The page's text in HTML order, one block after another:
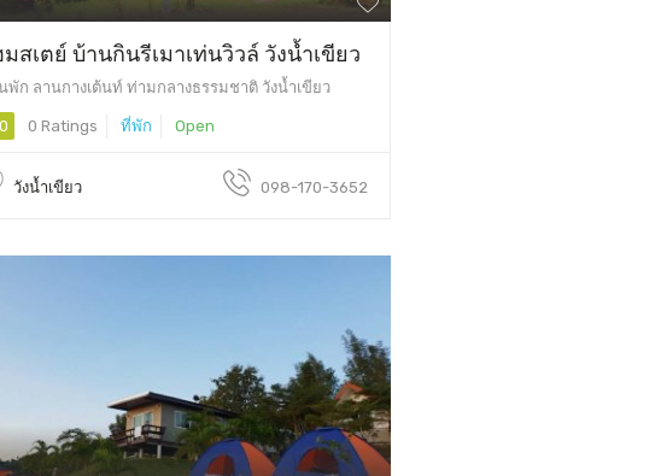
สเตย์ บ้านกินรีเมาเท่นวิวล์ วังน้ำเขียว
พัก ลานกางเต้นท์ ท่ามกลางธรรมชาติ วังน้ำเขียว
0 Ratings ที่พัก Open
วังน้ำเขียว 098-170-3652